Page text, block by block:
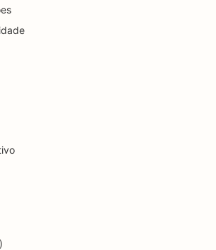
craniofaciais
de crédito
de aconselhamento de dívidas
de câmbio de moedas